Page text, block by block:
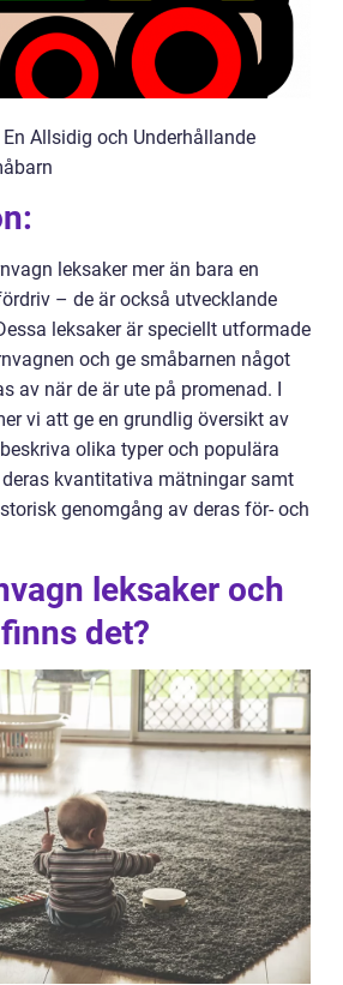
Allsidig och Underhållande
leksaker mer än bara en
– de är också utvecklande
leksaker är speciellt utformade
och ge småbarnen något
av när de är ute på promenad. I
vi att ge en grundlig översikt av
olika typer och populära
kvantitativa mätningar samt
genomgång av deras för- och
leksaker och
det?